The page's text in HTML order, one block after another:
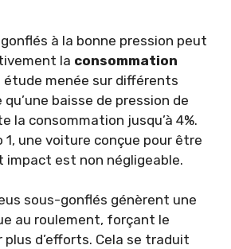
à la bonne pression peut
la consommation
étude menée sur différents
baisse de pression de
la consommation jusqu’à 4%.
1, une voiture conçue pour être
impact est non négligeable.
sous-gonflés génèrent une
au roulement, forçant le
d’efforts. Cela se traduit